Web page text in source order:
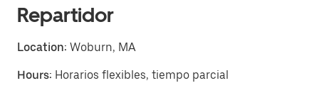
Repartidor
Location: Woburn, MA
Hours: Horarios flexibles, tiempo parcial